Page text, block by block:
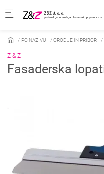
PO NAZIVU ORODJE IN PRIBOR
Z & Z
Fasaderska